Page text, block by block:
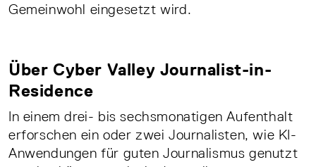
Gemeinwohl eingesetzt wird.
Über Cyber Valley Journalist-in-
Residence
In einem drei- bis sechsmonatigen Aufenthalt
erforschen ein oder zwei Journalisten, wie KI-
Anwendungen für guten Journalismus genutzt